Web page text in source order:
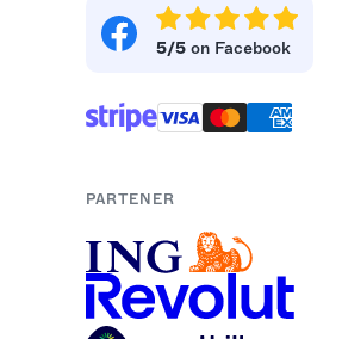
5/5 on Facebook
PARTENER